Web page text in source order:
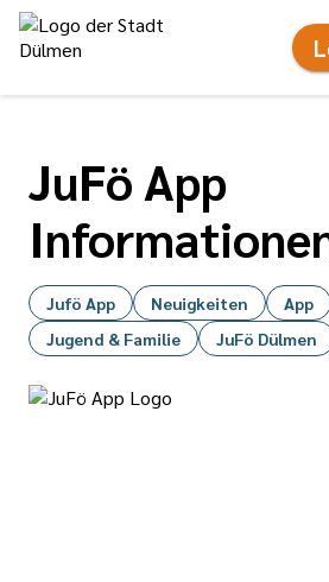
JuFö App
Jufö App Neuigkeiten App
Jugend & Familie
JuFö Dülmen